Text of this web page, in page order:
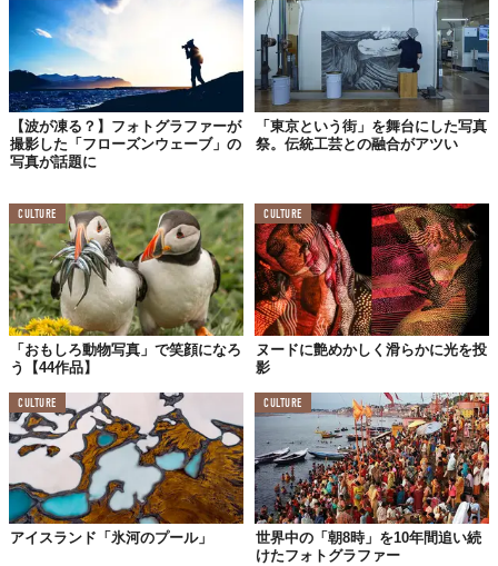
©Christy Lee Rogers / Instagram
もっと見たい！という方は、ChristyさんのWEBサイトから。
Top image: ©Christy Lee Rogers
TABI LABO
この世界は、もっと広いはずだ。
【波が凍る？】フォトグラファーが
撮影した「フローズンウェーブ」の
写真が話題に
「東京という街」を舞台にした写真
祭。伝統工芸との融合がアツい
CULTURE
「おもしろ動物写真」で笑顔になろ
う【44作品】
CULTURE
ヌードに艶めかしく滑らかに光を投
影
CULTURE
アイスランド「氷河のプール」
CULTURE
世界中の「朝8時」を10年間追い続
けたフォトグラファー